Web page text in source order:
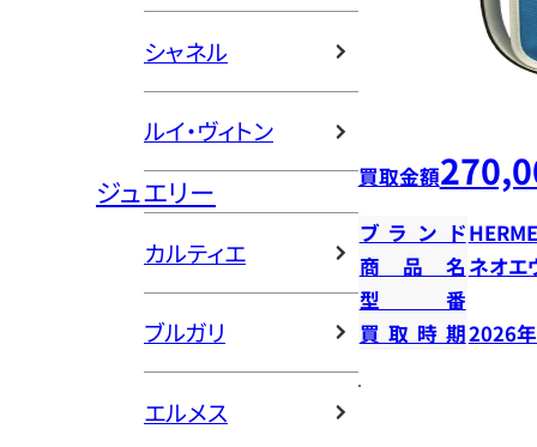
シャネル
ルイ・ヴィトン
ジュエリー
カルティエ
ブルガリ
エルメス
買取金額
ブランド
商品名 ネオエ
型番
買取時期2026